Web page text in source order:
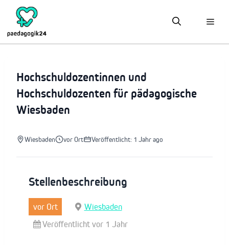
Inhalt
springen
Hochschuldozentinnen und
Hochschuldozenten für pädagogische
Wiesbaden
Wiesbaden vor Ort Veröffentlicht: 1 Jahr ago
Stellenbeschreibung
vor Ort
Wiesbaden
Veröffentlicht vor 1 Jahr